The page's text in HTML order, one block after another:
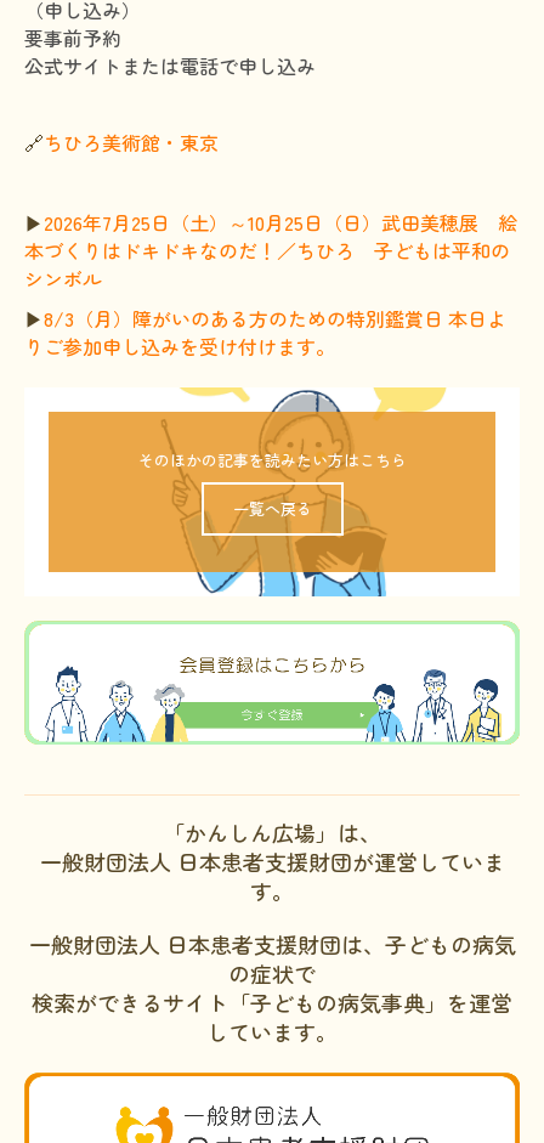
（申し込み）
要事前予約
公式サイトまたは電話で申し込み
🔗ちひろ美術館・東京
▶2026年7月25日（土）～10月25日（日）武田美穂展 絵
本づくりはドキドキなのだ！／ちひろ 子どもは平和の
シンボル
▶8/3（月）障がいのある方のための特別鑑賞日 本日よ
りご参加申し込みを受け付けます。
そのほかの記事を読みたい方はこちら
一覧へ戻る
「かんしん広場」は、
一般財団法人 日本患者支援財団が運営していま
す。
一般財団法人 日本患者支援財団は、子どもの病気
の症状で
検索ができるサイト「子どもの病気事典」を運営
しています。